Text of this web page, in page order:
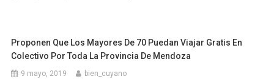
Proponen Que Los Mayores De 70 Puedan Viajar Gratis En
Colectivo Por Toda La Provincia De Mendoza
9 mayo, 2019 bien_cuyano